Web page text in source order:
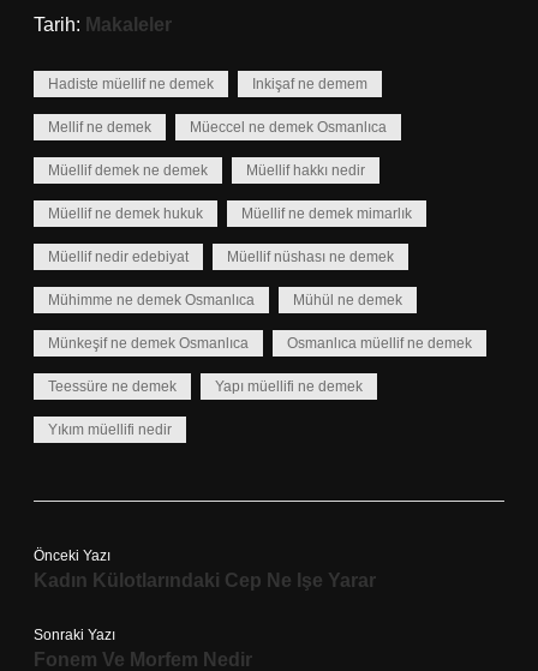
Tarih: Makaleler
Hadiste müellif ne demek Inkişaf ne demem
Mellif ne demek Müeccel ne demek Osmanlıca
Müellif demek ne demek Müellif hakkı nedir
Müellif ne demek hukuk Müellif ne demek mimarlık
Müellif nedir edebiyat Müellif nüshası ne demek
Mühimme ne demek Osmanlıca Mühül ne demek
Münkeşif ne demek Osmanlıca Osmanlıca müellif ne demek
Teessüre ne demek Yapı müellifi ne demek
Yıkım müellifi nedir
Önceki Yazı
Kadın Külotlarındaki Cep Ne Işe Yarar
Sonraki Yazı
Fonem Ve Morfem Nedir